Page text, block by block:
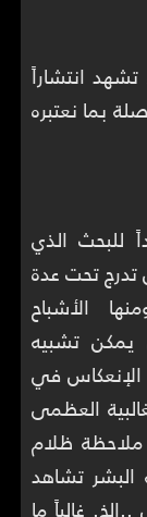
انتشاراً
بما نعتبره
للبحث الذي
تحت عدة
الأشباح
يمكن تشبيه
في
العظمى
ظلام
البشر تشاهد
غالباً ما